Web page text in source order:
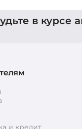
в курсе
и кредит